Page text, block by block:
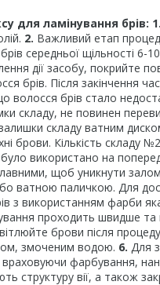
для ламінування брів: 1.
2. Важливий етап
середньої щільності 6-
дії засобу, покрийте
брів. Після закінчення
волосся брів стало
складу, не повинен
складу ватним
брови. Кількість складу
використано на
щоб уникнути
ватною паличкою. Для
з використанням фарби
проходить швидше
брови після
змоченим водою. 6. Для
враховуючи фарбування,
структуру вії, а також